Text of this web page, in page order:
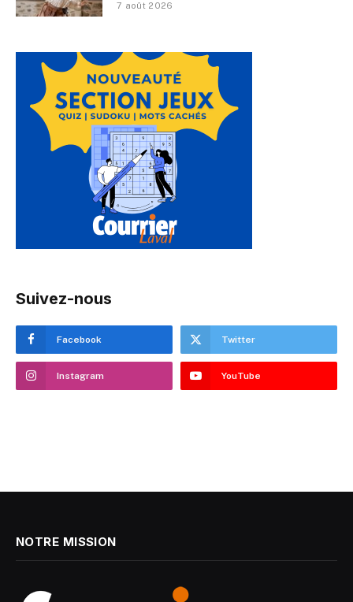
7 août 2026
Suivez-nous
Facebook Twitter
Instagram YouTube
NOTRE MISSION